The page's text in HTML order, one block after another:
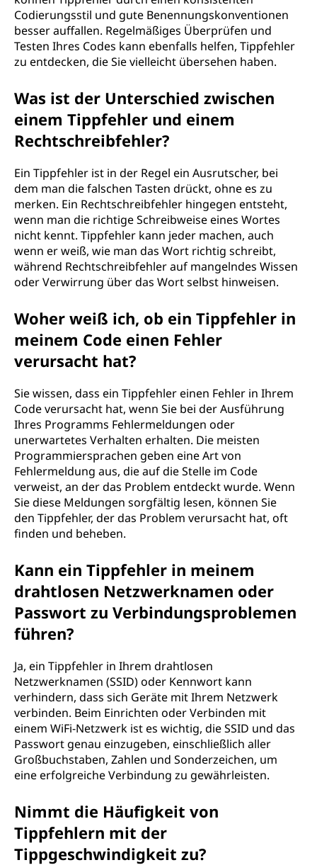
Codierungsstil und gute Benennungskonventionen
besser auffallen. Regelmäßiges Überprüfen und
Testen Ihres Codes kann ebenfalls helfen, Tippfehler
zu entdecken, die Sie vielleicht übersehen haben.
Was ist der Unterschied zwischen
einem Tippfehler und einem
Rechtschreibfehler?
Ein Tippfehler ist in der Regel ein Ausrutscher, bei
dem man die falschen Tasten drückt, ohne es zu
merken. Ein Rechtschreibfehler hingegen entsteht,
wenn man die richtige Schreibweise eines Wortes
nicht kennt. Tippfehler kann jeder machen, auch
wenn er weiß, wie man das Wort richtig schreibt,
während Rechtschreibfehler auf mangelndes Wissen
oder Verwirrung über das Wort selbst hinweisen.
Woher weiß ich, ob ein Tippfehler in
meinem Code einen Fehler
verursacht hat?
Sie wissen, dass ein Tippfehler einen Fehler in Ihrem
Code verursacht hat, wenn Sie bei der Ausführung
Ihres Programms Fehlermeldungen oder
unerwartetes Verhalten erhalten. Die meisten
Programmiersprachen geben eine Art von
Fehlermeldung aus, die auf die Stelle im Code
verweist, an der das Problem entdeckt wurde. Wenn
Sie diese Meldungen sorgfältig lesen, können Sie
den Tippfehler, der das Problem verursacht hat, oft
finden und beheben.
Kann ein Tippfehler in meinem
drahtlosen Netzwerknamen oder
Passwort zu Verbindungsproblemen
führen?
Ja, ein Tippfehler in Ihrem drahtlosen
Netzwerknamen (SSID) oder Kennwort kann
verhindern, dass sich Geräte mit Ihrem Netzwerk
verbinden. Beim Einrichten oder Verbinden mit
einem WiFi-Netzwerk ist es wichtig, die SSID und das
Passwort genau einzugeben, einschließlich aller
Großbuchstaben, Zahlen und Sonderzeichen, um
eine erfolgreiche Verbindung zu gewährleisten.
Nimmt die Häufigkeit von
Tippfehlern mit der
Tippgeschwindigkeit zu?